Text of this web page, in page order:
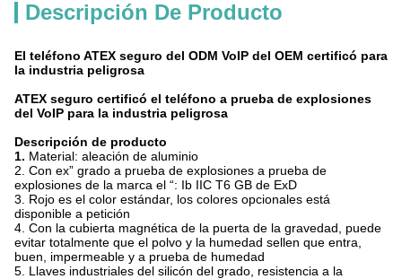
Descripción De Producto
El teléfono ATEX seguro del ODM VoIP del OEM certificó para
la industria peligrosa
ATEX seguro certificó el teléfono a prueba de explosiones
del VoIP para la industria peligrosa
Descripción de producto
1. Material: aleación de aluminio
2. Con ex” grado a prueba de explosiones a prueba de
explosiones de la marca el “: Ib IIC T6 GB de ExD
3. Rojo es el color estándar, los colores opcionales está
disponible a petición
4. Con la cubierta magnética de la puerta de la gravedad, puede
evitar totalmente que el polvo y la humedad sellen que entra,
buen, impermeable y a prueba de humedad
5. Llaves industriales del silicón del grado, resistencia a la